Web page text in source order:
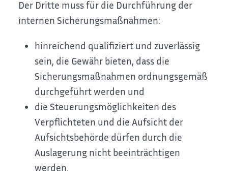
Der Dritte muss für die Durchführung der
internen Sicherungsmaßnahmen:
hinreichend qualifiziert und zuverlässig
sein, die Gewähr bieten, dass die
Sicherungsmaßnahmen ordnungsgemäß
durchgeführt werden und
die Steuerungsmöglichkeiten des
Verpflichteten und die Aufsicht der
Aufsichtsbehörde dürfen durch die
Auslagerung nicht beeinträchtigen
werden.